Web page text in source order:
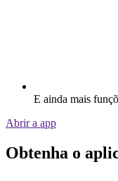
E ainda mais
Abrir a app
Obtenha o